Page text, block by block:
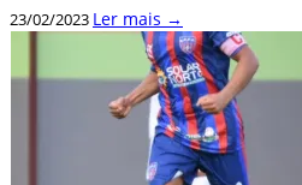
23/02/2023 Ler mais →